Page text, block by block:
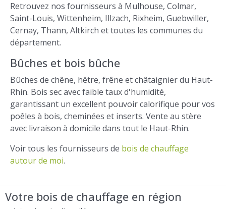
Retrouvez nos fournisseurs à Mulhouse, Colmar,
Saint-Louis, Wittenheim, Illzach, Rixheim, Guebwiller,
Cernay, Thann, Altkirch et toutes les communes du
département.
Bûches et bois bûche
Bûches de chêne, hêtre, frêne et châtaignier du Haut-
Rhin. Bois sec avec faible taux d'humidité,
garantissant un excellent pouvoir calorifique pour vos
poêles à bois, cheminées et inserts. Vente au stère
avec livraison à domicile dans tout le Haut-Rhin.
Voir tous les fournisseurs de bois de chauffage
autour de moi.
Votre bois de chauffage en région